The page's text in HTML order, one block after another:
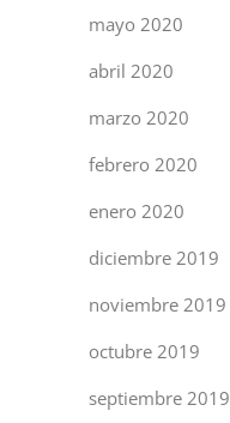
mayo 2020
abril 2020
marzo 2020
febrero 2020
enero 2020
diciembre 2019
noviembre 2019
octubre 2019
septiembre 2019